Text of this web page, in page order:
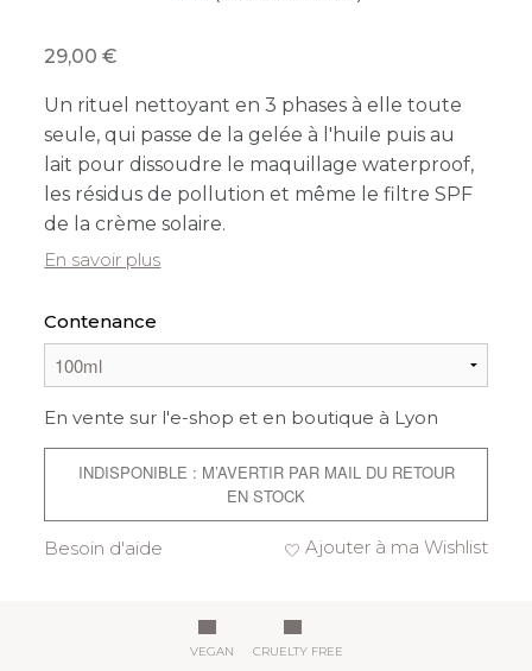
29,00
Un rituel nettoyant en 3 phases à elle toute
seule, qui passe de la gelée à l'huile puis au
lait pour dissoudre le maquillage waterproof,
les résidus de pollution et même le filtre SPF
de la crème solaire.
En savoir plus
Contenance
En vente sur l'e-shop et en boutique à Lyon
INDISPONIBLE : M’AVERTIR PAR MAIL DU RETOUR
EN STOCK
Ajouter à ma Wishlist
Besoin d'aide
VEGAN CRUELTY FREE